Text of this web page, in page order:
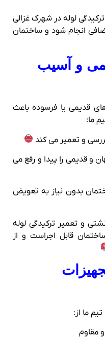
لوله در شهرک غزالی
انجام شود و ساختمان
و آسیب
قدیمی یا فرسوده باعث
ما:
و تعمیر می‌ کند
و قدیمی را پیدا و رفع می‌
بدون نیاز به تعویض
و تعمیر ترکیدگی لوله
قابل اجراست و از
ما از:
و مقاوم